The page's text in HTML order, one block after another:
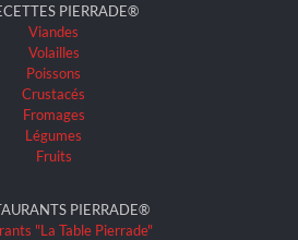
PIERRADE®
Viandes
Volailles
Poissons
Crustacés
Fromages
Légumes
Fruits
PIERRADE®
"La Table Pierrade"